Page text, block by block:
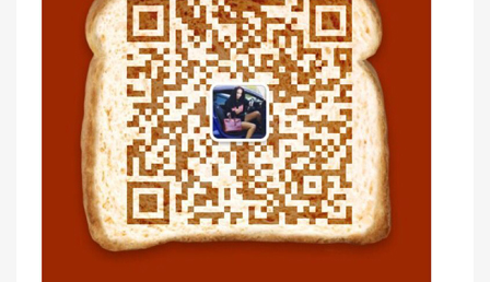
Article WeChat :